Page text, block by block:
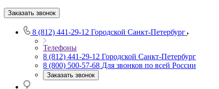
Заказать звонок
8 (812) 441-29-12 Городской Санкт-Петербург
Телефоны
8 (812) 441-29-12 Городской Санкт-Петербург
8 (800) 500-57-68 Для звонков по всей России
Заказать звонок